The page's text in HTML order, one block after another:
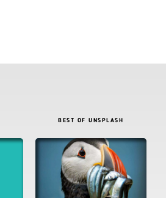
BEST OF UNSPLASH